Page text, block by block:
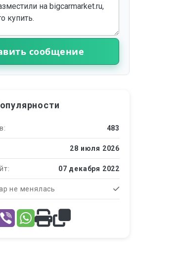
сообщение
483
28 июля 2026
07 декабря 2022
не менялась